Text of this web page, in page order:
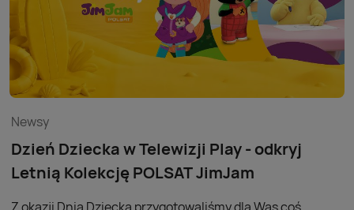
którzy chcą mieć kilka numerów lub internet mobilny w
atrakcyjnej cenie, bez skomplikowanych zasad i
długoterminowych zobowiązań.
Newsy
Dzień Dziecka w Telewizji Play - odkryj
Letnią Kolekcję POLSAT JimJam